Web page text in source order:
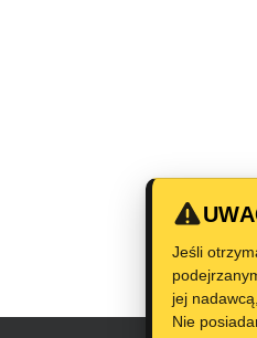
Jeśli
jej
Nie